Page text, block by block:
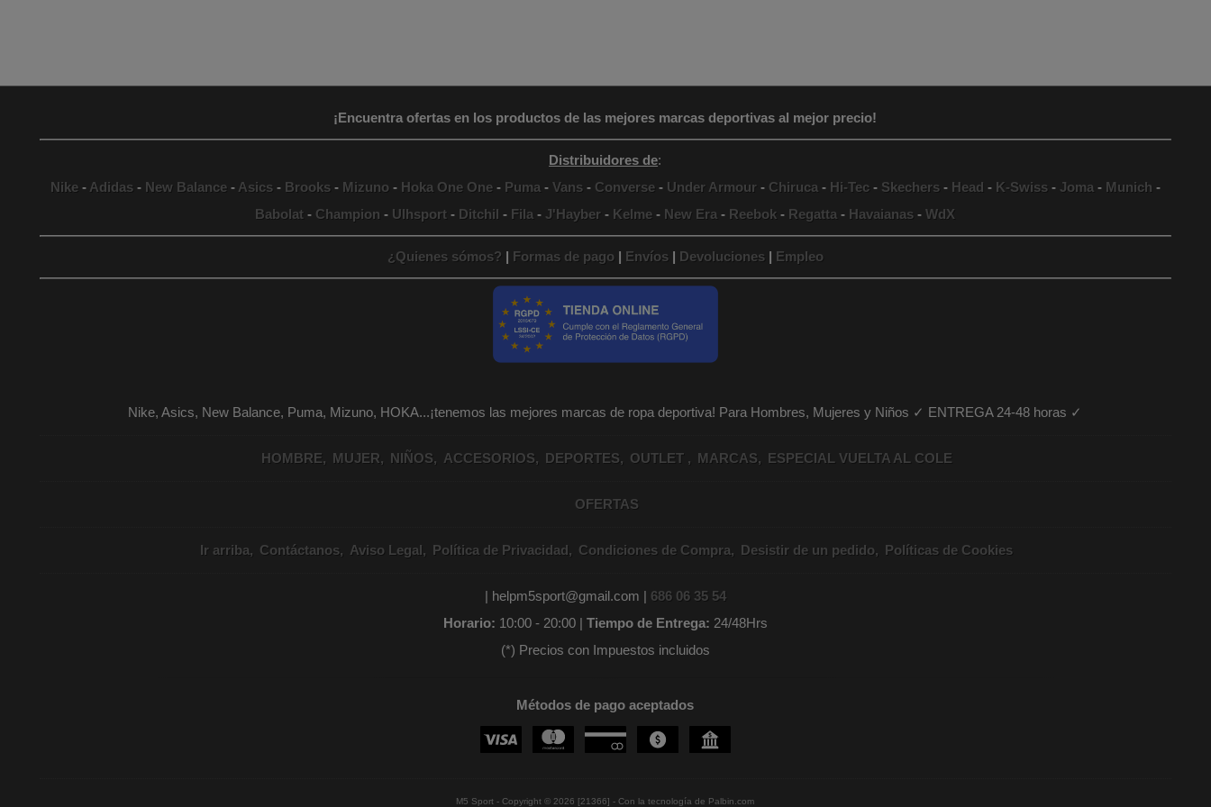
¡Encuentra ofertas en los productos de las mejores marcas deportivas al mejor precio!
Distribuidores de:
Nike- Adidas- New Balance- Asics- Brooks- Mizuno- Hoka One One- Puma - Vans- Converse- Under Armour- Chiruca - Hi-Tec- Skechers- Head - K-Swiss- Joma - Munich -
Babolat - Champion - Ulhsport - Ditchil - Fila - J'Hayber - Kelme - New Era - Reebok - Regatta - Havaianas -WdX
¿Quienes sómos? | Formas de pago| Envíos| Devoluciones| Empleo
Nike, Asics, New Balance, Puma, Mizuno, HOKA...¡tenemos las mejores marcas de ropa deportiva! Para Hombres, Mujeres y Niños ✓ ENTREGA 24-48 horas ✓
HOMBRE MUJER NIÑOS ACCESORIOS DEPORTES OUTLET MARCAS ESPECIAL VUELTA AL COLE
OFERTAS
Ir arriba Contáctanos Aviso Legal Política de Privacidad Condiciones de Compra Desistir de un pedido Políticas de Cookies
| helpm5sport@gmail.com | 686 06 35 54
Horario: 10:00 - 20:00 | Tiempo de Entrega: 24/48Hrs
(*) Precios con Impuestos incluidos
Métodos de pago aceptados
M5 Sport - Copyright © 2026 [21366] - Con la tecnología de Palbin.com